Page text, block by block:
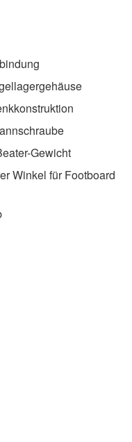
Gewicht
Winkel für Footboard